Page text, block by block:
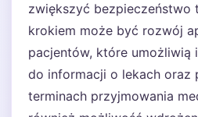
zwiększyć bezpieczeństwo
krokiem może być rozwój
pacjentów, które umożliwią
do informacji o lekach oraz
terminach przyjmowania